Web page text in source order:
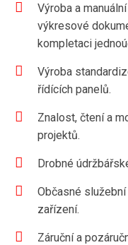
Výroba a
výkresové
kompletaci
Výroba
řídících panelů.
Znalost, čtení a
projektů.
Drobné
Občasné
zařízení.
Záruční a